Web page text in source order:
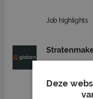
Job highlights
2.450 tot
Deze